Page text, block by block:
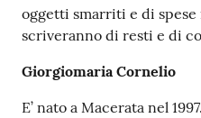
oggetti smarriti e di
scriveranno di resti e di
Giorgiomaria Cornelio
E’ nato a Macerata nel